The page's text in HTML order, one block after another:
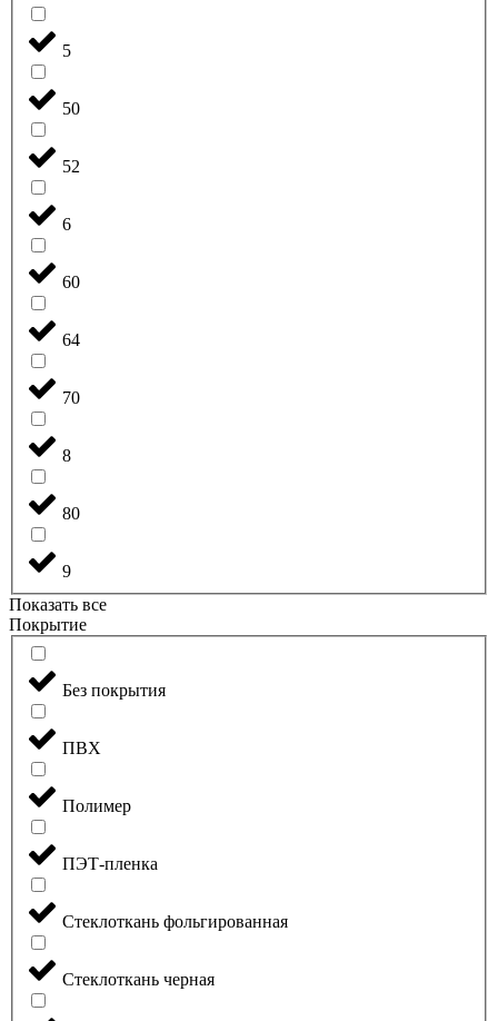
5
50
52
6
60
64
70
8
80
9
Показать все
Покрытие
Без покрытия
ПВХ
Полимер
ПЭТ-пленка
Стеклоткань фольгированная
Стеклоткань черная